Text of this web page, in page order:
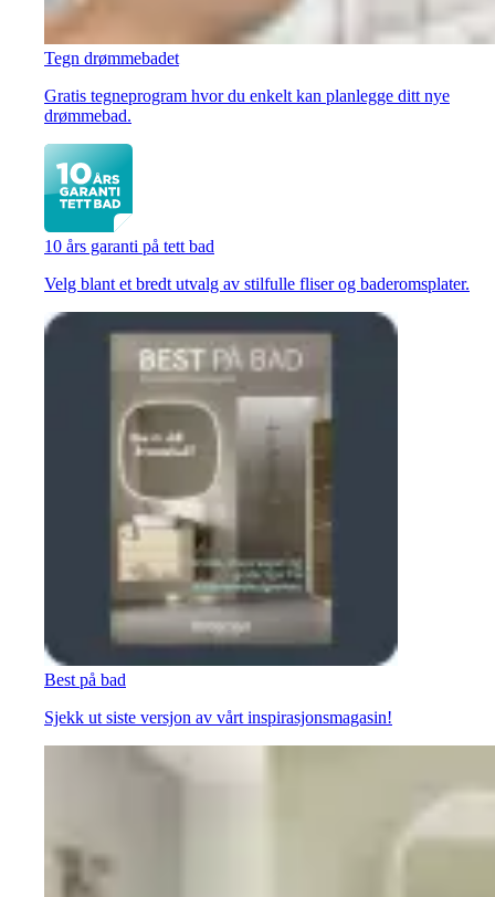
Tegn drømmebadet
Gratis tegneprogram hvor du enkelt kan planlegge ditt nye
drømmebad.
10 års garanti på tett bad
Velg blant et bredt utvalg av stilfulle fliser og baderomsplater.
Best på bad
Sjekk ut siste versjon av vårt inspirasjonsmagasin!